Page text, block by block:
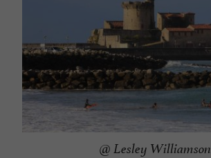
@ Lesley Williamson